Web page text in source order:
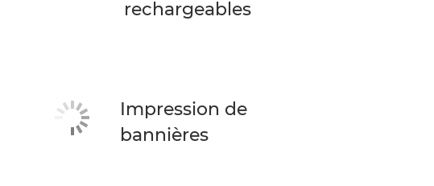
rechargeables
Impression de
bannières